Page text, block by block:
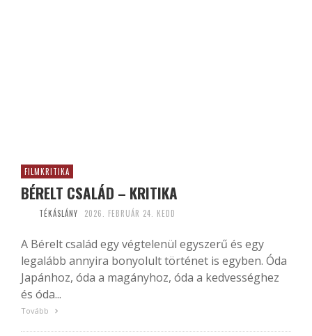
FILMKRITIKA
BÉRELT CSALÁD – KRITIKA
TÉKÁSLÁNY 2026. FEBRUÁR 24. KEDD
A Bérelt család egy végtelenül egyszerű és egy
legalább annyira bonyolult történet is egyben. Óda
Japánhoz, óda a magányhoz, óda a kedvességhez
és óda...
Tovább